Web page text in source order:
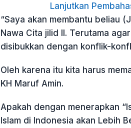
Lanjutkan
“Saya akan membantu beliau
Nawa Cita jilid II. Terutama
disibukkan dengan konflik-
Oleh karena itu kita harus
KH Maruf Amin.
Apakah dengan menerapkan
Islam di Indonesia akan Lebih